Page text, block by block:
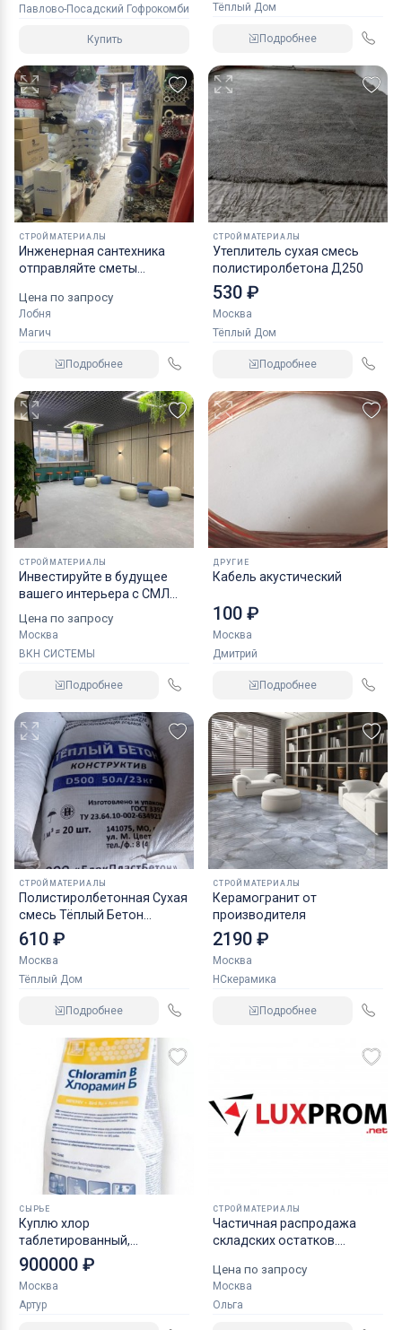
Павлово-Посадский Гофрокомбинат
Купить
Тёплый Дом
Подробнее
СТРОЙМАТЕРИАЛЫ
Инженерная сантехника
отправляйте сметы
Цена по запросу
Лобня
Магич
Подробнее
СТРОЙМАТЕРИАЛЫ
Утеплитель сухая смесь
полистиролбетона Д250
530 ₽
Москва
Тёплый Дом
Подробнее
СТРОЙМАТЕРИАЛЫ
Инвестируйте в будущее
вашего интерьера с СМЛ
пластиком HPL панелями от
негорючие панели СМЛ
Цена по запросу
Москва
ВКН СИСТЕМЫ
Подробнее
ДРУГИЕ
Кабель акустический
100 ₽
Москва
Дмитрий
Подробнее
СТРОЙМАТЕРИАЛЫ
Полистиролбетонная Сухая
смесь Тёплый Бетон
Полистиролбетон.
610 ₽
Москва
Тёплый Дом
Подробнее
СТРОЙМАТЕРИАЛЫ
Керамогранит от
производителя
2190 ₽
Москва
НСкерамика
Подробнее
СЫРЬЕ
Куплю хлор
таблетированный,
железный купорос,
пеногаситель и прочие
неликвиды
900000 ₽
Москва
Артур
СТРОЙМАТЕРИАЛЫ
Частичная распродажа
складских остатков.
Цена по запросу
Москва
Ольга